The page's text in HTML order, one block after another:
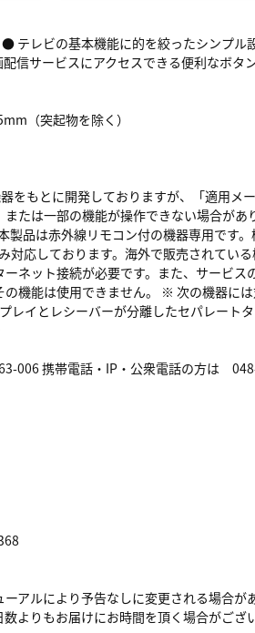
テレビの基本機能に的を絞ったシンプ
信サービスにアクセスできる便利なボ
（突起物を除く）
をもとに開発しておりますが、「適用メ
たは一部の機能が操作できない場合が
品は赤外線リモコン付の機器専用です
対応しております。海外で販売されてい
ネット接続が必要です。また、サービ
機能は使用できません。 ※ 次の機器に
レイとレシーバーが分離したセパレート
006 携帯電話・IP・公衆電話の方は
アルにより予告なしに変更される場合が
よりもお届けにお時間を頂く場合がござ